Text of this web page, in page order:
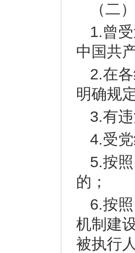
（二
1.曾
中国共
2.在
明确规
3.有
4.受
5.按
的；
6.按
机制建
被执行